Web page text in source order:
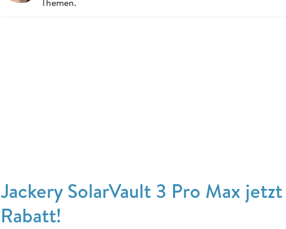
Jackery SolarVault 3 Pro Max
Rabatt!